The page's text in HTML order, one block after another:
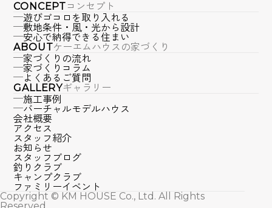
CONCEPTコンセプト
遊びゴコロを取り入れる
敷地条件・風・光から設計
安心で納得できる住まい
ABOUTケーエムハウスの家づくり
家づくりの流れ
家づくりコラム
よくあるご質問
GALLERYギャラリー
施工事例
バーチャルモデルハウス
会社概要
アクセス
スタッフ紹介
お知らせ
スタッフブログ
釣りクラブ
キャンプクラブ
ファミリーイベント
Copyright © KM HOUSE Co., Ltd. All Rights